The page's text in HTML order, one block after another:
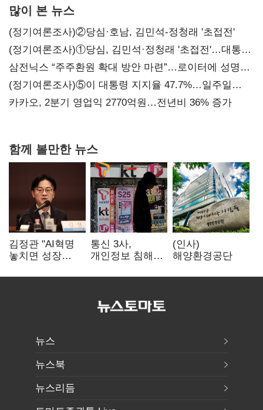
많이 본 뉴스
(정기여론조사)②당심·호남, 김민석-정청래 '초접전'
(정기여론조사)①당심, 김민석·정청래 '초접전'…대통령
지지도 '50% 아래로'(종합)
삼전닉스 “주주환원 확대 방안 마련”…로이터에 성명
보내
(정기여론조사)⑤이 대통령 지지율 47.7%…일주일
만에 다시 40%대
카카오, 2분기 영업익 2770억원…전년비 36% 증가
함께 볼만한 뉴스
김정관 "AI혁명
놓치면 성장
메가프로젝트·
통신 3사,
개인정보 침해
시정…공정위
강화"
(인사)
해양환경공단
뉴스
뉴스북
뉴스리듬